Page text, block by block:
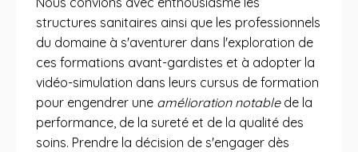
structures sanitaires ainsi que les professionnels
du domaine à s'aventurer dans l'exploration de
ces formations avant-gardistes et à adopter la
vidéo-simulation dans leurs cursus de formation
pour engendrer une amélioration notablede la
performance, de la sureté et de la qualité des
soins. Prendre la décision de s'engager dès